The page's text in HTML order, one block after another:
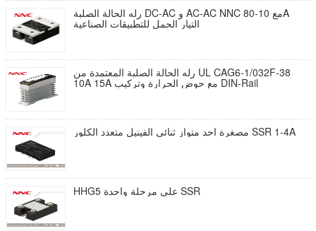
رله الحالة الصلبة DC-AC و AC-AC NNC مع 10-80A
التيار الحمل للتطبيقات الصناعية
رله الحالة الصلبة المعتمدة من UL CAG6-1/032F-38
10A 15A مع حوض الحرارة وتركيب DIN-Rail
مصغرة احد متواز ثنائي الفينيل متعدد الكلور SSR 1-4A
HHG5 على مرحلة واحدة SSR